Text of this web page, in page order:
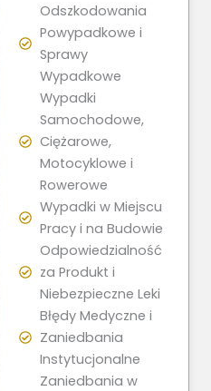
Odszkodowania
Powypadkowe i
Sprawy
Wypadkowe
Wypadki
Samochodowe,
Ciężarowe,
Motocyklowe i
Rowerowe
Wypadki w Miejscu
Pracy i na Budowie
Odpowiedzialność
za Produkt i
Niebezpieczne Leki
Błędy Medyczne i
Zaniedbania
Instytucjonalne
Zaniedbania w